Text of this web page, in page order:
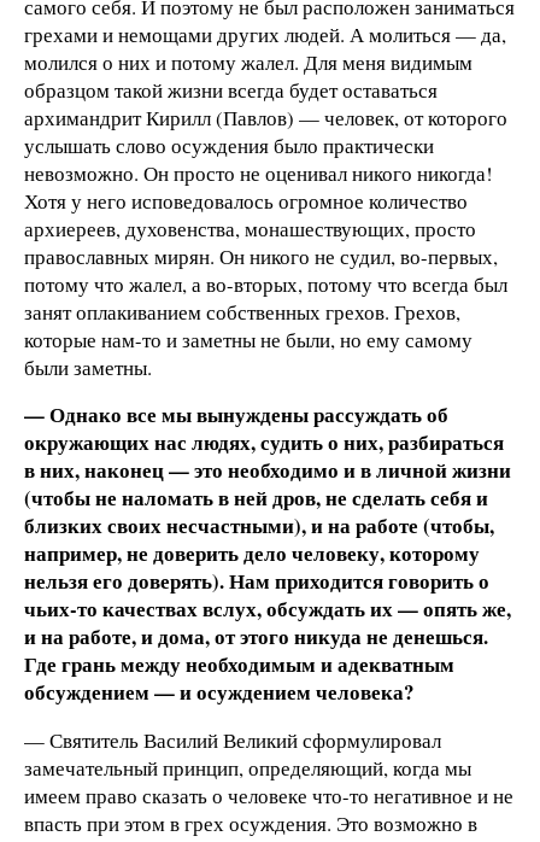
самого себя. И поэтому не был расположен заниматься
грехами и немощами других людей. А молиться — да,
молился о них и потому жалел. Для меня видимым
образцом такой жизни всегда будет оставаться
архимандрит Кирилл (Павлов) — человек, от которого
услышать слово осуждения было практически
невозможно. Он просто не оценивал никого никогда!
Хотя у него исповедовалось огромное количество
архиереев, духовенства, монашествующих, просто
православных мирян. Он никого не судил, во-первых,
потому что жалел, а во-вторых, потому что всегда был
занят оплакиванием собственных грехов. Грехов,
которые нам-то и заметны не были, но ему самому
были заметны.
— Однако все мы вынуждены рассуждать об
окружающих нас людях, судить о них, разбираться
в них, наконец — это необходимо и в личной жизни
(чтобы не наломать в ней дров, не сделать себя и
близких своих несчастными), и на работе (чтобы,
например, не доверить дело человеку, которому
нельзя его доверять). Нам приходится говорить о
чьих-то качествах вслух, обсуждать их — опять же,
и на работе, и дома, от этого никуда не денешься.
Где грань между необходимым и адекватным
обсуждением — и осуждением человека?
— Святитель Василий Великий сформулировал
замечательный принцип, определяющий, когда мы
имеем право сказать о человеке что-то негативное и не
впасть при этом в грех осуждения. Это возможно в